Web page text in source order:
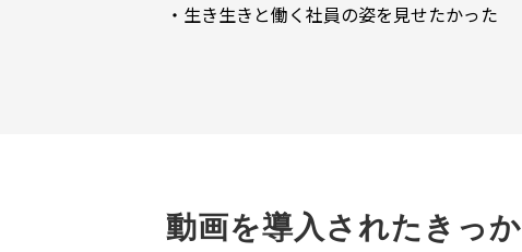
・生き生きと働く社員の姿を見せたかった
動画を導入されたきっ